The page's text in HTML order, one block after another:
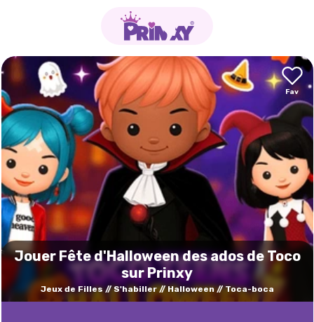
Jouer Fête d'Halloween des ados de Toco
sur Prinxy
Jeux de Filles S'habiller Halloween Toca-boca